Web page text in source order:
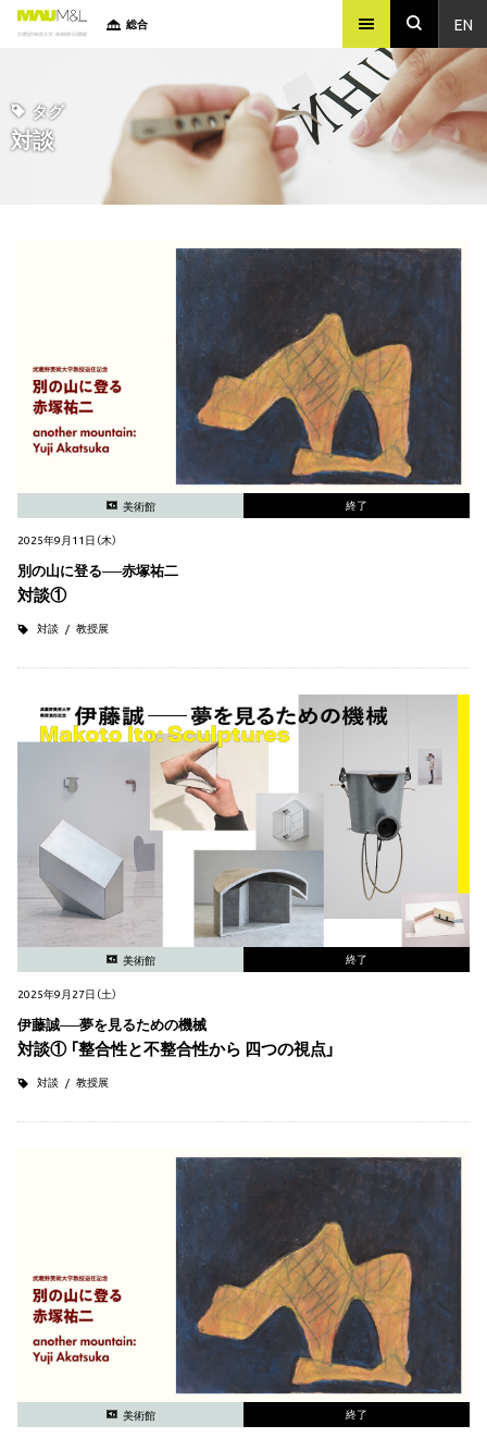
EN
総合
タグ
対談
美術館 終了
2025年9月11日（木）
別の山に登る──赤塚祐二
対談①
対談 教授展
美術館 終了
2025年9月27日（土）
伊藤誠──夢を見るための機械
対談① 「整合性と不整合性から 四つの視点」
対談 教授展
美術館 終了